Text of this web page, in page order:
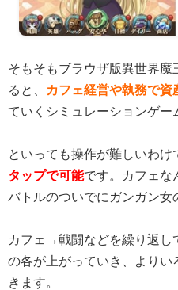
そもそもブラウザ版異世界
ると、
カフェ経営や執務で
ていくシミュレーションゲー
といっても操作が難しいわけ
タップで可能です。カフェな
バトルのついでにガンガン女
カフェ→戦闘などを繰り返し
の各が上がっていき、より
きます。